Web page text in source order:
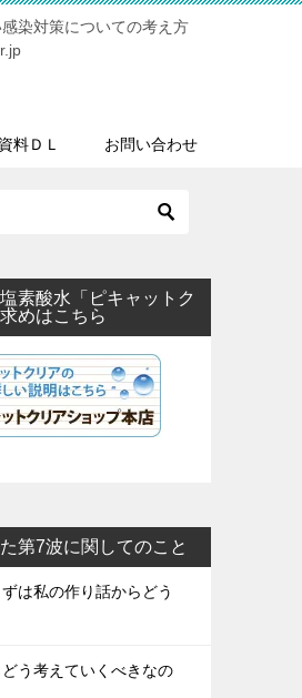
染対策についての考え方
資料ＤＬ お問い合わせ
素酸水「ピキャットク
めはこちら
第7波に関してのこと
は私の作り話からどう
う考えていくべきなの